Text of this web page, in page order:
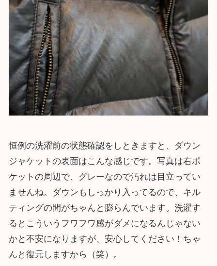
恒例の洗濯前の状態確認をしときますと、ダウン
ジャケットの表面はこんな感じです。写真は右ポ
ケットの周辺で、グレーなので汚れは目立ってい
ませんね。ダウンもしっかり入ってるので、キル
ティングの間がちゃんと膨らんでいます。洗濯す
るとこういうフワフワ感がダメになるんじゃない
かと不安になりますが、安心してください！ちゃ
んと復元しますから（笑）。